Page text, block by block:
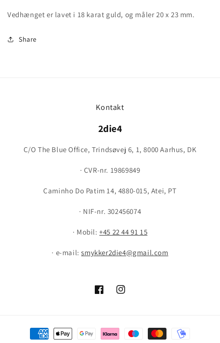
Vedhænget er lavet i 18 karat guld, og måler 20 x 23 mm.
Share
Kontakt
2die4
C/O The Blue Office, Trindsøvej 6, 1, 8000 Aarhus, DK
· CVR-nr. 19869849
Caminho Do Patim 14, 4880-015, Atei, PT
· NIF-nr. 302456074
· Mobil:+45 22 44 91 15
· e-mail:smykker2die4@gmail.com
FacebookInstagram
Payment